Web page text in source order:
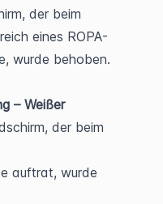
der beim
eines ROPA-
wurde behoben.
– Weißer
der beim
auftrat, wurde